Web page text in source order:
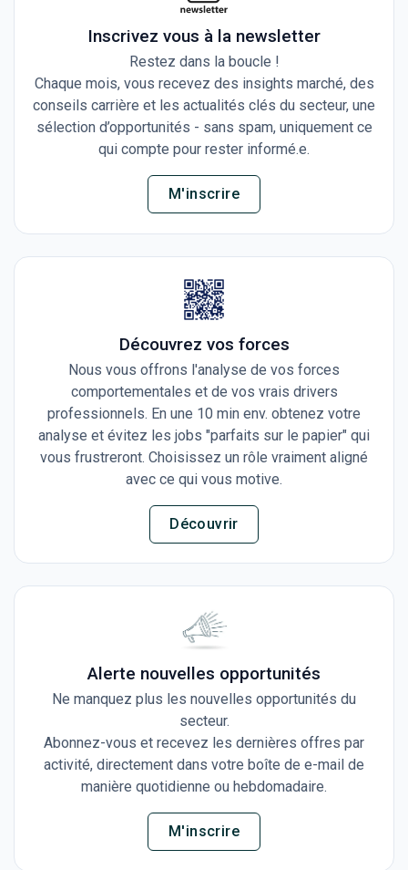
Inscrivez vous à la newsletter
Restez dans la boucle !
Chaque mois, vous recevez des insights marché, des
conseils carrière et les actualités clés du secteur, une
sélection d’opportunités - sans spam, uniquement ce
qui compte pour rester informé.e.
M'inscrire
Découvrez vos forces
Nous vous offrons l'analyse de vos forces
comportementales et de vos vrais drivers
professionnels. En une 10 min env. obtenez votre
analyse et évitez les jobs "parfaits sur le papier" qui
vous frustreront. Choisissez un rôle vraiment aligné
avec ce qui vous motive.
Découvrir
Alerte nouvelles opportunités
Ne manquez plus les nouvelles opportunités du
secteur.
Abonnez-vous et recevez les dernières offres par
activité, directement dans votre boîte de e-mail de
manière quotidienne ou hebdomadaire.
M'inscrire